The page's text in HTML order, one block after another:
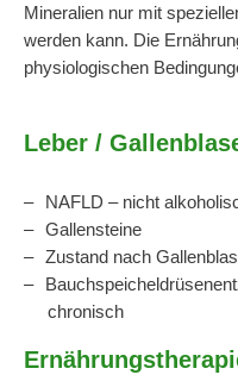
Mineralien nur mit
werden kann. Die
physiologischen
Leber /
NAFLD – nicht
Gallensteine
Zustand nach
chronisch